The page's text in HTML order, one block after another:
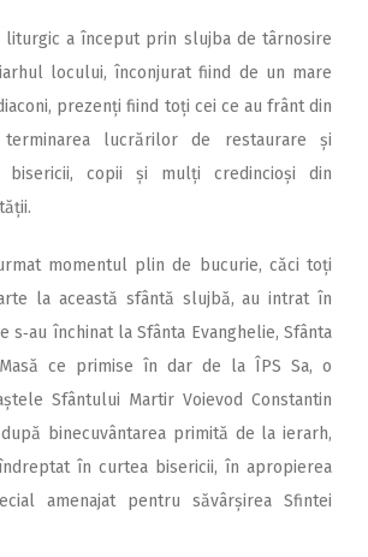
liturgic a început prin slujba de târnosire
locului, înconjurat fiind de un mare
prezenți fiind toți cei ce au frânt din
lucrărilor de restaurare și
bisericii, copii și mulți credincioși din
momentul plin de bucurie, căci toți
la această sfântă slujbă, au intrat în
s‑au închinat la Sfânta Evanghelie, Sfânta
ce primise în dar de la ÎPS Sa, o
Sfântului Martir Voievod Constantin
binecuvântarea primită de la ierarh,
în curtea bisericii, în apropierea
amenajat pentru săvârșirea Sfintei